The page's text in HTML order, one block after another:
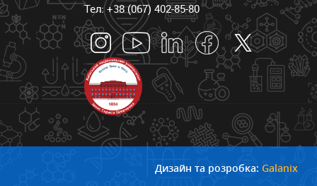
Тел: +38 (067) 402-85-80
Дизайн та розробка:Galanix